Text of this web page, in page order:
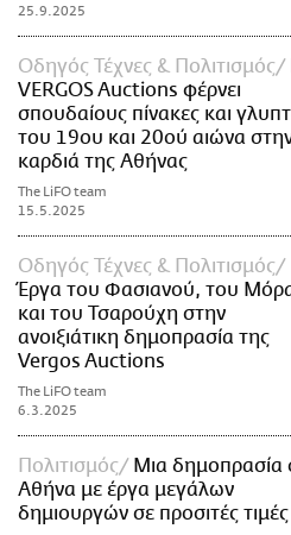
25.9.2025
Οδηγός Τέχνες & Πολιτισμός
VERGOS Auctions φέρνει
σπουδαίους πίνακες και
του 19ου και 20ού αιώνα
καρδιά της Αθήνας
The LiFO team
15.5.2025
Οδηγός Τέχνες & Πολιτισμός
Έργα του Φασιανού, του
και του Τσαρούχη στην
ανοιξιάτικη δημοπρασία της
Vergos Auctions
The LiFO team
6.3.2025
Πολιτισμός
Μια δημοπρασία
Αθήνα με έργα μεγάλων
δημιουργών σε προσιτές τιμές